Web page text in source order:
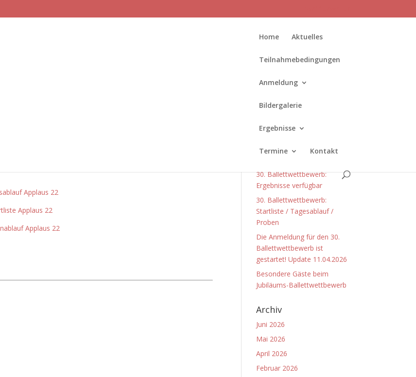
Home Aktuelles
Teilnahmebedingungen
Anmeldung
Bildergalerie
Ergebnisse
Termine Kontakt
/ Tagesablauf / Proben
Applaus 22
Applaus 22
Applaus 22
Neueste Beiträge
Ballettwettbewerb ist
30. Ballettwettbewerb:
Ergebnisse verfügbar
30. Ballettwettbewerb:
Startliste / Tagesablauf /
Proben
Die Anmeldung für den 30.
Ballettwettbewerb ist
gestartet! Update 11.04.2026
Besondere Gäste beim
Jubiläums-Ballettwettbewerb
Archiv
Juni 2026
Mai 2026
April 2026
Februar 2026